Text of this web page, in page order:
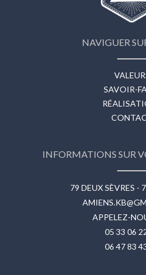
NAVIGUER
SAVOIR-
INFORMATIONS SUR
79 DEUX SÈVRES -
APPELEZ-
05 33 06
06 47 83